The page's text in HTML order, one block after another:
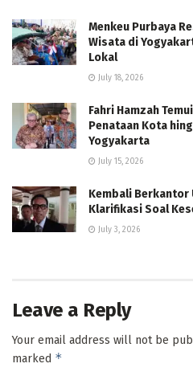
Menkeu Purbaya
Wisata di
Lokal
July 18, 2026
Fahri Hamzah
Penataan Kota
Yogyakarta
July 15, 2026
Kembali Berkantor
Klarifikasi Soal
July 3, 2026
Leave a Reply
Your email address will not be
marked *